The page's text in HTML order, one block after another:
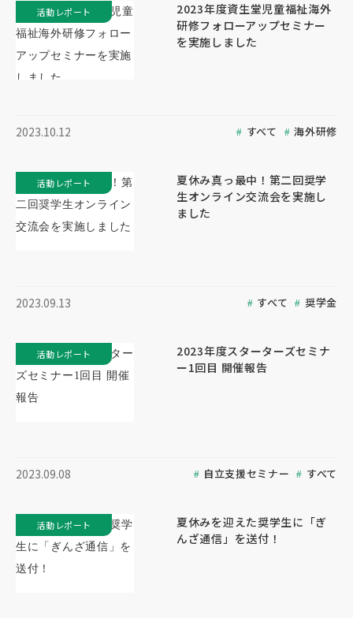
2023年度資生堂児童福祉海外
研修フォローアップセミナー
を実施しました
2023.10.12 すべて 海外研修
活動レポート
夏休み真っ最中！第二回奨学
生オンライン交流会を実施し
ました
2023.09.13 すべて 奨学金
活動レポート
2023年度スターターズセミナ
ー1回目 開催報告
2023.09.08 自立支援セミナー すべて
活動レポート
夏休みを迎えた奨学生に「ぎ
んざ通信」を送付！
活動レポート